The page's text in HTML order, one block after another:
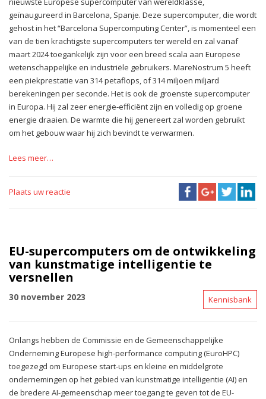
geïnaugureerd in Barcelona, Spanje. Deze supercomputer, die wordt
gehost in het “Barcelona Supercomputing Center”, is momenteel een
van de tien krachtigste supercomputers ter wereld en zal vanaf
maart 2024 toegankelijk zijn voor een breed scala aan Europese
wetenschappelijke en industriële gebruikers. MareNostrum 5 heeft
een piekprestatie van 314 petaflops, of 314 miljoen miljard
berekeningen per seconde. Het is ook de groenste supercomputer
in Europa. Hij zal zeer energie-efficiënt zijn en volledig op groene
energie draaien. De warmte die hij genereert zal worden gebruikt
om het gebouw waar hij zich bevindt te verwarmen.
Lees meer…
Plaats uw reactie
EU-supercomputers om de ontwikkeling
van kunstmatige intelligentie te
versnellen
30 november 2023 Kennisbank
Onlangs hebben de Commissie en de Gemeenschappelijke
Onderneming Europese high-performance computing (EuroHPC)
toegezegd om Europese start-ups en kleine en middelgrote
ondernemingen op het gebied van kunstmatige intelligentie (AI) en
de bredere AI-gemeenschap meer toegang te geven tot de EU-